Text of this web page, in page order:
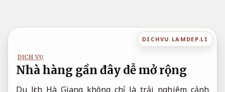
nội
DICHVU.LAMDEP.LI
DỊCH VỤ
Nhà hàng gần đây dễ mở rộng
Du lịch Hà Giang không chỉ là trải nghiệm cảnh